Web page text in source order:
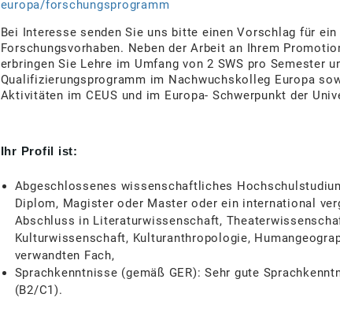
europa/forschungsprogramm
Bei Interesse senden Sie uns bitte einen Vorschlag für
Forschungsvorhaben. Neben der Arbeit an Ihrem
erbringen Sie Lehre im Umfang von 2 SWS pro Semester
Qualifizierungsprogramm im Nachwuchskolleg Europa
Aktivitäten im CEUS und im Europa- Schwerpunkt der
Ihr Profil ist:
Abgeschlossenes wissenschaftliches
Diplom, Magister oder Master oder ein international
Abschluss in Literaturwissenschaft,
Kulturwissenschaft, Kulturanthropologie,
verwandten Fach,
Sprachkenntnisse (gemäß GER): Sehr gute
(B2/C1).